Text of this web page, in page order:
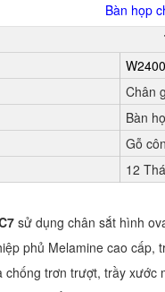
Bàn họp
Chân
Bàn
Gỗ
12
sử dụng chân sắt hình
phủ Melamine cao cấp,
trơn trượt, trầy xước